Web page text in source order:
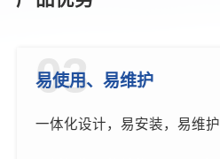
03
易使用、易维护
一体化设计，易安装，易维护